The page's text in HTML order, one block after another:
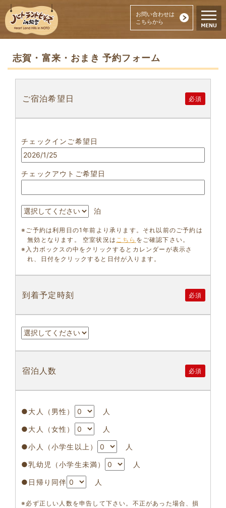
お問い合わせは
こちらから
志賀・富来・おまき 予約フォーム
ご宿泊希望日 必須
チェックインご希望日
チェックアウトご希望日
泊
※ご予約は利用日の1年前より承ります。それ以前のご予約は
無効となります。 空室状況は こちら をご確認下さい。
※入力ボックスの中をクリックするとカレンダーが表示さ
れ、日付をクリックすると日付が入ります。
到着予定時刻 必須
宿泊人数 必須
●大人（男性） 人
●大人（女性） 人
●小人（小学生以上） 人
●乳幼児（小学生未満） 人
●日帰り同伴 人
※必ず正しい人数を申告して下さい。不正があった場合、損